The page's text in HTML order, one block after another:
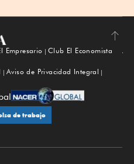
Subir
Empresario
Club El Economista
Aviso de Privacidad Integral
de trabajo